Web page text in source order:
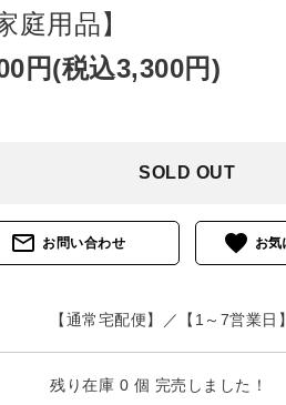
庭用品】
円(税込3,300円)
SOLD OUT
mail_outline お問い合わせ favorite
【通常宅配便】／【1～7営業日】
残り在庫 0 個 完売しました！